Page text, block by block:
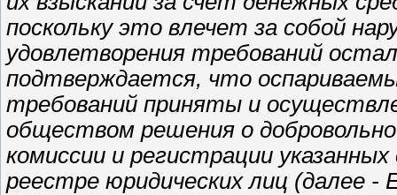
поскольку это влечет за собой
удовлетворения требований
подтверждается, что
требований приняты и
обществом решения о
комиссии и регистрации
реестре юридических лиц (далее